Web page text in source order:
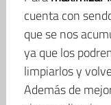
cuenta con
que se nos
ya que los
limpiarlos y
Además de